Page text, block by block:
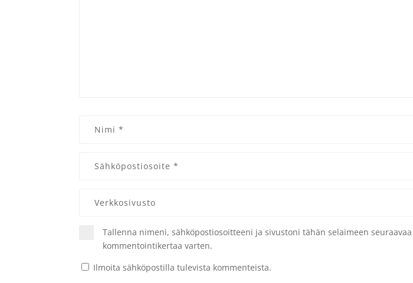
Tallenna nimeni, sähköpostiosoitteeni ja sivustoni tähän selaimeen seuraavaa
kommentointikertaa varten.
Ilmoita sähköpostilla tulevista kommenteista.